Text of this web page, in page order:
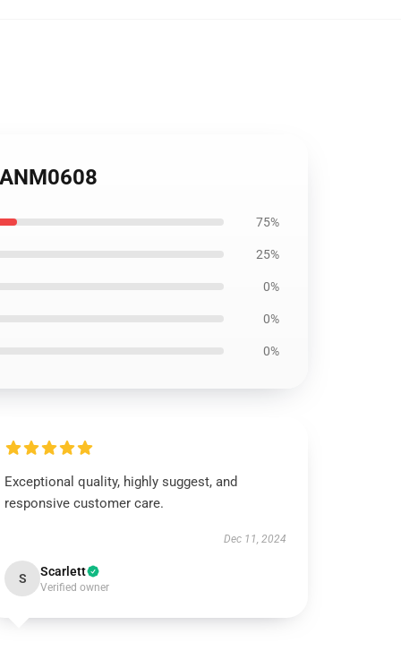
75%
25%
0%
0%
0%
Exceptional quality, highly suggest, and
responsive customer care.
Dec 11, 2024
S Scarlett
Verified owner